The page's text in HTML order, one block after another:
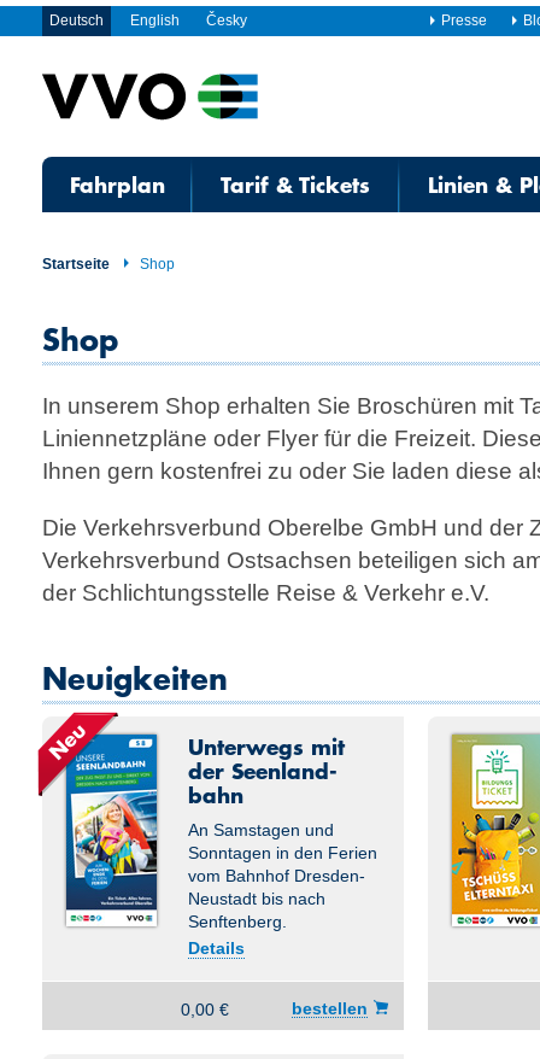
Deutsch English Česky Presse
Fahrplan Tarif & Tickets Linien &
Startseite Shop
Shop
In unserem Shop erhalten Sie Broschüren mit
Liniennetzpläne oder Flyer für die Freizeit.
Ihnen gern kostenfrei zu oder Sie laden diese
Die Verkehrsverbund Oberelbe GmbH und der
Verkehrsverbund Ostsachsen beteiligen sich
der Schlichtungsstelle Reise & Verkehr e.V.
Neuigkeiten
Unterwegs mit
der Seen­land­
bahn
An Samstagen und
Sonntagen in den Ferien
vom Bahnhof Dresden-
Neustadt bis nach
Senftenberg.
Details
0,00 € bestellen